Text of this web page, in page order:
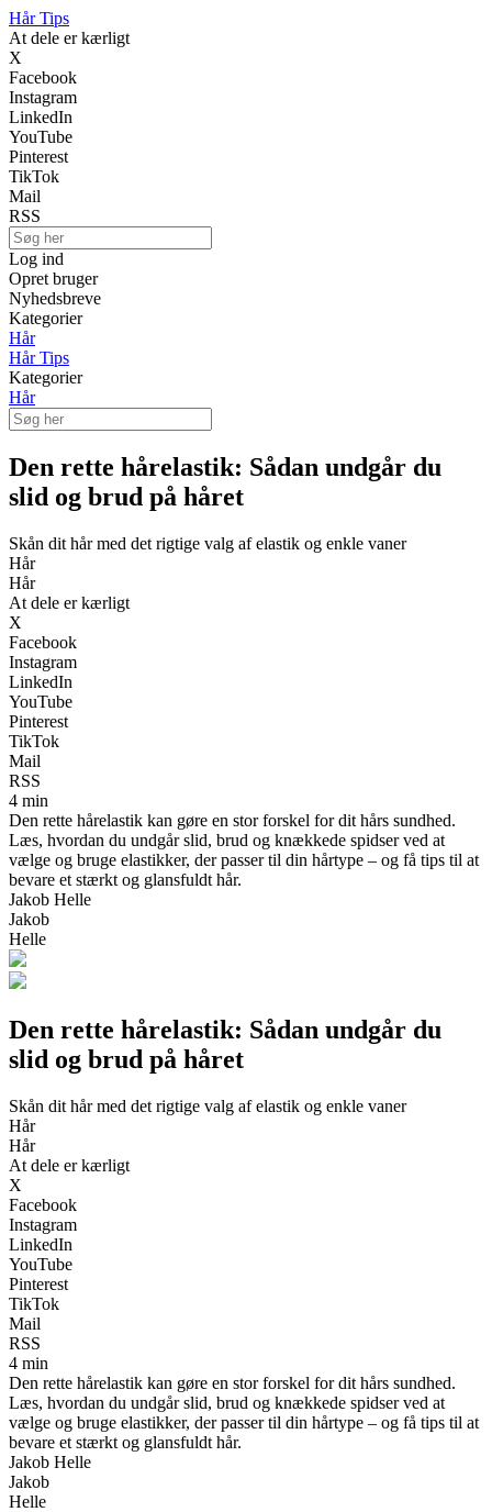
Hår Tips
At dele er kærligt
X
Facebook
Instagram
LinkedIn
YouTube
Pinterest
TikTok
Mail
RSS
Log ind
Opret bruger
Nyhedsbreve
Kategorier
Hår
Hår Tips
Kategorier
Hår
Den rette hårelastik: Sådan undgår du
slid og brud på håret
Skån dit hår med det rigtige valg af elastik og enkle vaner
Hår
Hår
At dele er kærligt
X
Facebook
Instagram
LinkedIn
YouTube
Pinterest
TikTok
Mail
RSS
4 min
Den rette hårelastik kan gøre en stor forskel for dit hårs sundhed.
Læs, hvordan du undgår slid, brud og knækkede spidser ved at
vælge og bruge elastikker, der passer til din hårtype – og få tips til at
bevare et stærkt og glansfuldt hår.
Jakob Helle
Jakob
Helle
Den rette hårelastik: Sådan undgår du
slid og brud på håret
Skån dit hår med det rigtige valg af elastik og enkle vaner
Hår
Hår
At dele er kærligt
X
Facebook
Instagram
LinkedIn
YouTube
Pinterest
TikTok
Mail
RSS
4 min
Den rette hårelastik kan gøre en stor forskel for dit hårs sundhed.
Læs, hvordan du undgår slid, brud og knækkede spidser ved at
vælge og bruge elastikker, der passer til din hårtype – og få tips til at
bevare et stærkt og glansfuldt hår.
Jakob Helle
Jakob
Helle